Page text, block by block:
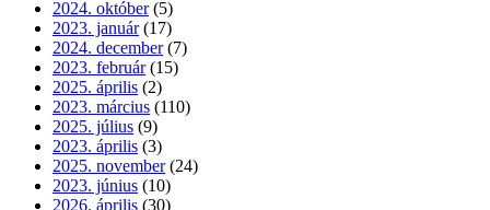
2024. október (5)
2023. január (17)
2024. december (7)
2023. február (15)
2025. április (2)
2023. március (110)
2025. július (9)
2023. április (3)
2025. november (24)
2023. június (10)
2026. április (30)